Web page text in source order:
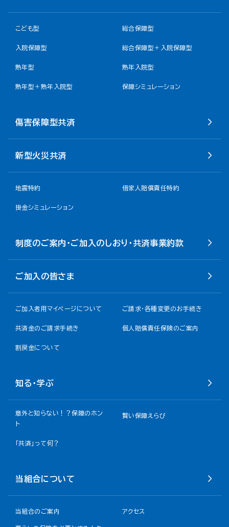
こども型 総合保障型
入院保障型 総合保障型＋入院保障型
熟年型 熟年入院型
熟年型＋熟年入院型 保障シミュレーション
傷害保障型共済
新型火災共済
地震特約 借家人賠償責任特約
掛金シミュレーション
制度のご案内・ご加入のしおり・共済事業約款
ご加入の皆さま
ご加入者用マイページについて ご請求・各種変更のお手続き
共済金のご請求手続き 個人賠償責任保険のご案内
割戻金について​
知る・学ぶ
意外と知らない！？保障のホン
ト
賢い保障えらび
「共済」って何？
当組合について
当組合のご案内 アクセス